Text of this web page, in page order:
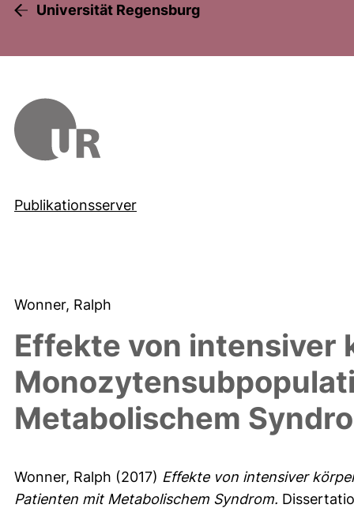
Universität Regensburg
Publikationsserver
Wonner, Ralph
Effekte von intensiver
Metabolischem
Wonner, Ralph (2017) Effekte von intensiver
Patienten mit Metabolischem Syndrom.